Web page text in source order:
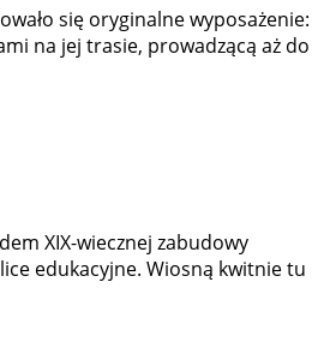
się oryginalne wyposażenie:
na jej trasie, prowadzącą aż do
XIX-wiecznej zabudowy
edukacyjne. Wiosną kwitnie tu